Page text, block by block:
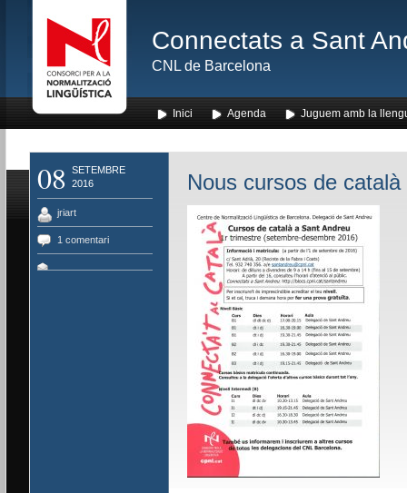
Connectats a Sant
CNL de Barcelona
Inici Agenda Juguem amb la
08
SETEMBRE
2016
jriart
1 comentari
Nous cursos de català